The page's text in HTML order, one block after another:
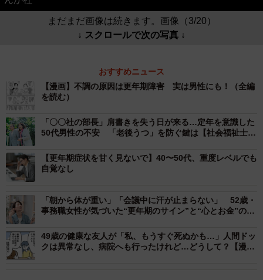
まだまだ画像は続きます。画像（3/20）
↓ スクロールで次の写真 ↓
おすすめニュース
【漫画】不調の原因は更年期障害 実は男性にも！（全編
を読む）
「〇〇社の部長」肩書きを失う日が来る…定年を意識した
50代男性の不安 「老後うつ」を防ぐ鍵は【社会福祉士が
【更年期症状を甘く見ないで】40〜50代、重度レベルでも
自覚なし
「朝から体が重い」「会議中に汗が止まらない」 52歳・
事務職女性が気づいた“更年期のサイン”と“心とお金”の備
49歳の健康な友人が「私、もうすぐ死ぬかも…」人間ドッ
クは異常なし、病院へも行ったけれど…どうして？【漫